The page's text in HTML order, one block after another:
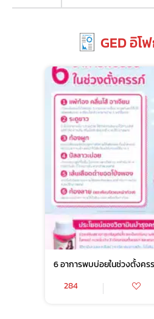
GED อิโ
6 อาการพบบ่อยในช่วงตั้งคร
284